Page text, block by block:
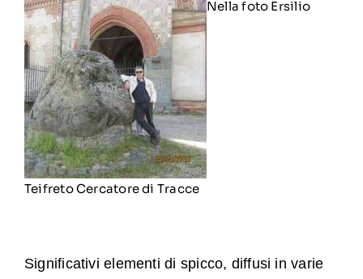
Nella foto Ersilio
Teifreto Cercatore di Tracce
Significativi elementi di spicco, diffusi in varie